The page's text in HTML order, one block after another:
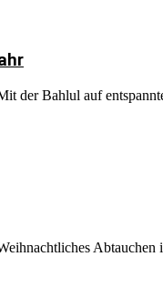
der Bahlul auf